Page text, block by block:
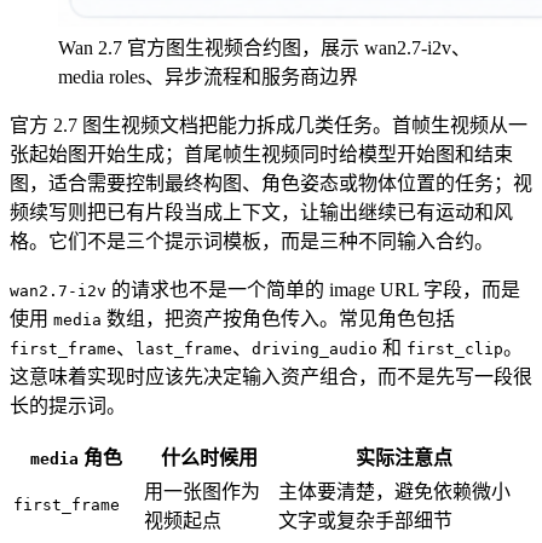
Wan 2.7 官方图生视频合约图，展示 wan2.7-i2v、
media roles、异步流程和服务商边界
官方 2.7 图生视频文档把能力拆成几类任务。首帧生视频从一
张起始图开始生成；首尾帧生视频同时给模型开始图和结束
图，适合需要控制最终构图、角色姿态或物体位置的任务；视
频续写则把已有片段当成上下文，让输出继续已有运动和风
格。它们不是三个提示词模板，而是三种不同输入合约。
wan2.7-i2v 的请求也不是一个简单的 image URL 字段，而是
使用 media 数组，把资产按角色传入。常见角色包括
first_frame、 last_frame、 driving_audio 和 first_clip。
这意味着实现时应该先决定输入资产组合，而不是先写一段很
长的提示词。
media 角色 什么时候用 实际注意点
first_frame
用一张图作为
视频起点
主体要清楚，避免依赖微小
文字或复杂手部细节